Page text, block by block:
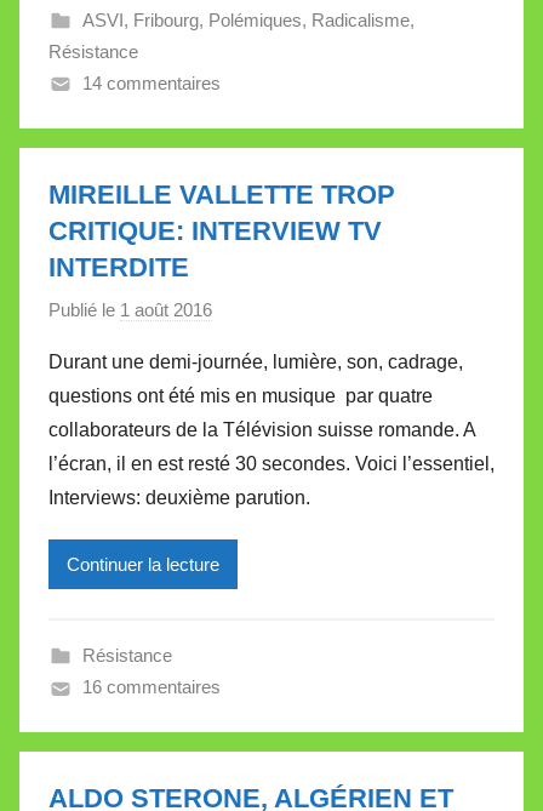
e
l
t
ASVI, Fribourg, Polémiques, Radicalisme,
Résistance
14 commentaires
MIREILLE VALLETTE TROP
CRITIQUE: INTERVIEW TV
INTERDITE
Publié le 1 août 2016
r
M
i
r
e
l
l
a
l
Durant une demi-journée, lumière, son, cadrage,
questions ont été mis en musique par quatre
collaborateurs de la Télévision suisse romande. A
l’écran, il en est resté 30 secondes. Voici l’essentiel,
Interviews: deuxième parution.
Continuer la lecture
Résistance
16 commentaires
ALDO STERONE, ALGÉRIEN ET